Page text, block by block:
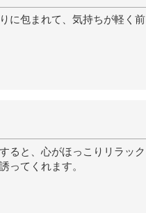
に包まれて、気持ちが軽く前
ると、心がほっこりリラック
ってくれます。